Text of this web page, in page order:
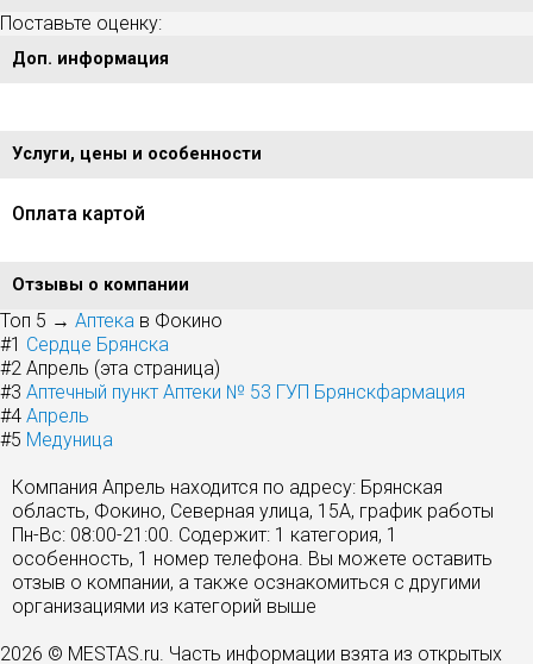
Поставьте оценку:
Доп. информация
Услуги, цены и особенности
Оплата картой
Отзывы о компании
Топ 5 → Аптека в Фокино
#1 Сердце Брянска
#2 Апрель (эта страница)
#3 Аптечный пункт Аптеки № 53 ГУП Брянскфармация
#4 Апрель
#5 Медуница
Компания Апрель находится по адресу: Брянская
область, Фокино, Северная улица, 15А, график работы
Пн-Вс: 08:00-21:00. Содержит: 1 категория, 1
особенность, 1 номер телефона. Вы можете оставить
отзыв о компании, а также осзнакомиться с другими
организациями из категорий выше
2026 © MESTAS.ru. Часть информации взята из открытых